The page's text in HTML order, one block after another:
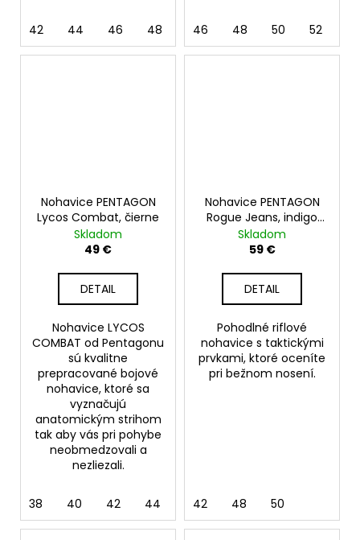
42 44 46 48 52
46 48 50 52
Nohavice PENTAGON
Lycos Combat, čierne
Skladom
49 €
DETAIL
Nohavice LYCOS
COMBAT od Pentagonu
sú kvalitne
prepracované bojové
nohavice, ktoré sa
vyznačujú
anatomickým strihom
tak aby vás pri pohybe
neobmedzovali a
nezliezali.
38 40 42 44 46 48 50
Nohavice PENTAGON
Rogue Jeans, indigo
blue
Skladom
59 €
DETAIL
Pohodlné riflové
nohavice s taktickými
prvkami, ktoré oceníte
pri bežnom nosení.
42 48 50